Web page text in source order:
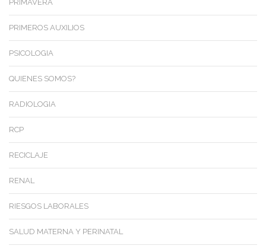
PRIMAVERA
PRIMEROS AUXILIOS
PSICOLOGIA
QUIENES SOMOS?
RADIOLOGIA
RCP
RECICLAJE
RENAL
RIESGOS LABORALES
SALUD MATERNA Y PERINATAL